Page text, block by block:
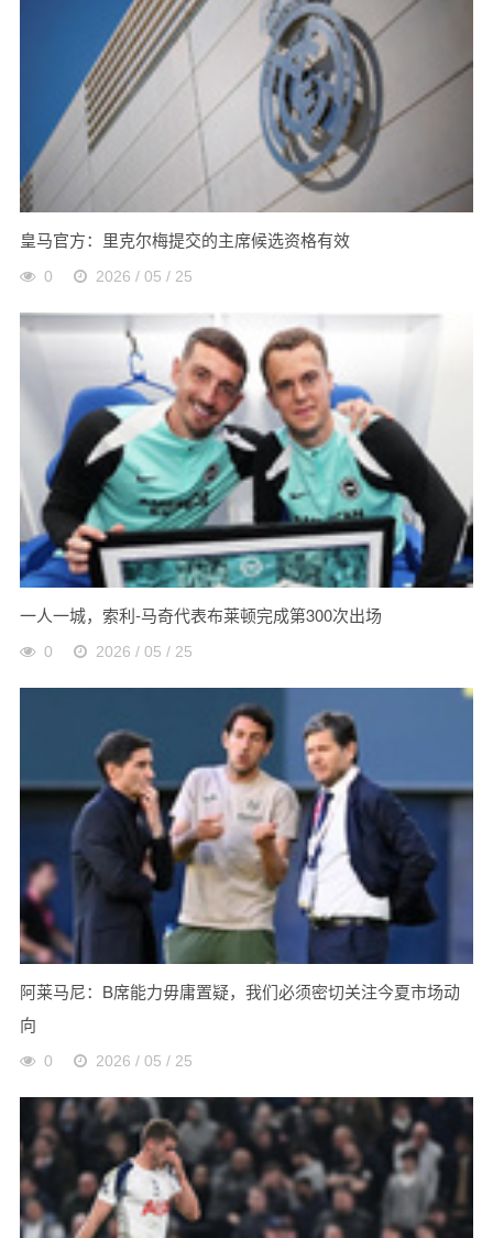
皇马官方：里克尔梅提交的主席候选资格有效
0 2026 / 05 / 25
一人一城，索利-马奇代表布莱顿完成第300次出场
0 2026 / 05 / 25
阿莱马尼：B席能力毋庸置疑，我们必须密切关注今夏市场动
向
0 2026 / 05 / 25